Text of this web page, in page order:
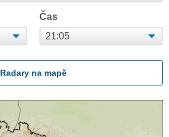
Čas
Radary na mapě